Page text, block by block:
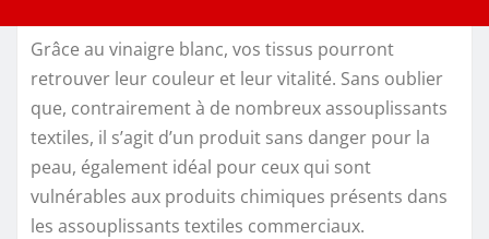
Grâce au vinaigre blanc, vos tissus pourront
retrouver leur couleur et leur vitalité. Sans oublier
que, contrairement à de nombreux assouplissants
textiles, il s’agit d’un produit sans danger pour la
peau, également idéal pour ceux qui sont
vulnérables aux produits chimiques présents dans
les assouplissants textiles commerciaux.